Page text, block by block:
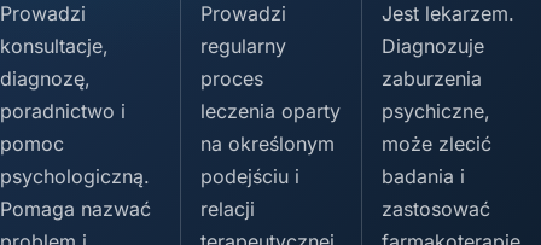
Prowadzi
konsultacje,
diagnozę,
poradnictwo i
pomoc
psychologiczną.
Pomaga nazwać
Prowadzi
regularny
proces
leczenia oparty
na określonym
podejściu i
relacji
Jest lekarzem.
Diagnozuje
zaburzenia
psychiczne,
może zlecić
badania i
zastosować